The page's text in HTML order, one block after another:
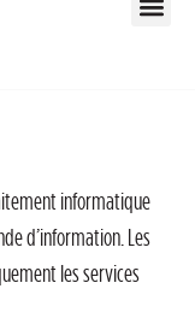
informatique
d’information. Les
les services